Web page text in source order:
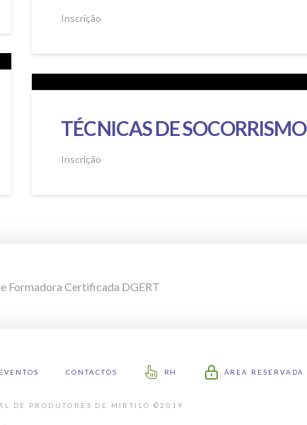
Inscrição
TÉCNICAS DE SOCORRISMO
Inscrição
CONTACTOS RH ÁREA RESERVADA
DE PRODUTORES DE MIRTILO ©2019